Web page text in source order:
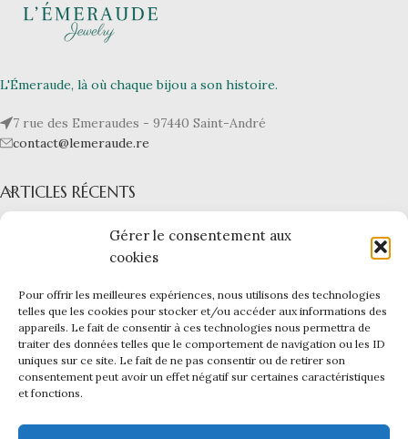
Gérer le consentement aux
cookies
Pour offrir les meilleures expériences, nous utilisons des technologies
telles que les cookies pour stocker et/ou accéder aux informations des
appareils. Le fait de consentir à ces technologies nous permettra de
traiter des données telles que le comportement de navigation ou les ID
uniques sur ce site. Le fait de ne pas consentir ou de retirer son
consentement peut avoir un effet négatif sur certaines caractéristiques
et fonctions.
L'Émeraude, là où chaque bijou a son histoire.
7 rue des Emeraudes - 97440 Saint-André
contact@lemeraude.re
ARTICLES RÉCENTS
LIENS UTILES
L'ÉMERAUDE|Mentions légales -CGV -CGU -Confidentialité -
Cookies
Ce site a été financé par l’Union Européenne dans le cadre du
programme FEDER-FSE+ Réunion dont l’Autorité de gestion est la